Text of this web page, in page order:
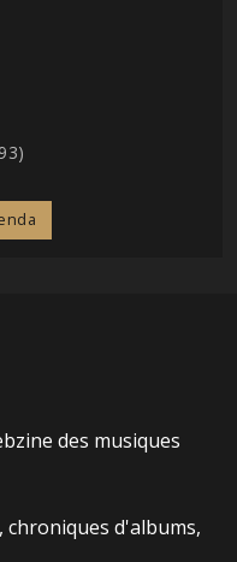
des musiques
d'albums,